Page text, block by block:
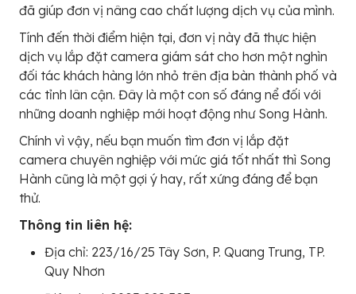
đã giúp đơn vị nâng cao chất lượng dịch vụ của mình.
Tính đến thời điểm hiện tại, đơn vị này đã thực hiện
dịch vụ lắp đặt camera giám sát cho hơn một nghìn
đối tác khách hàng lớn nhỏ trên địa bàn thành phố và
các tỉnh lân cận. Đây là một con số đáng nể đối với
những doanh nghiệp mới hoạt động như Song Hành.
Chính vì vậy, nếu bạn muốn tìm đơn vị lắp đặt
camera chuyên nghiệp với mức giá tốt nhất thì Song
Hành cũng là một gợi ý hay, rất xứng đáng để bạn
thử.
Thông tin liên hệ:
Địa chỉ: 223/16/25 Tây Sơn, P. Quang Trung, TP.
Quy Nhơn